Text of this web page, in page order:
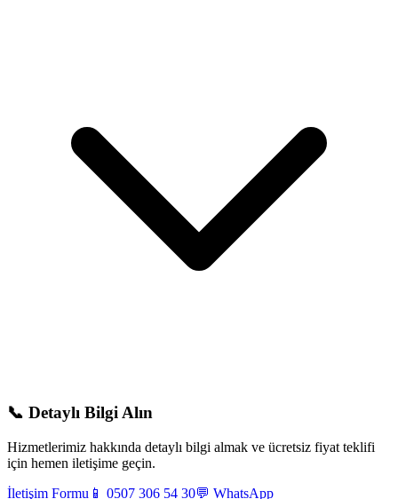
📞 Detaylı Bilgi Alın
Hizmetlerimiz hakkında detaylı bilgi almak ve ücretsiz fiyat teklifi
için hemen iletişime geçin.
İletişim Formu 📱 0507 306 54 30💬 WhatsApp